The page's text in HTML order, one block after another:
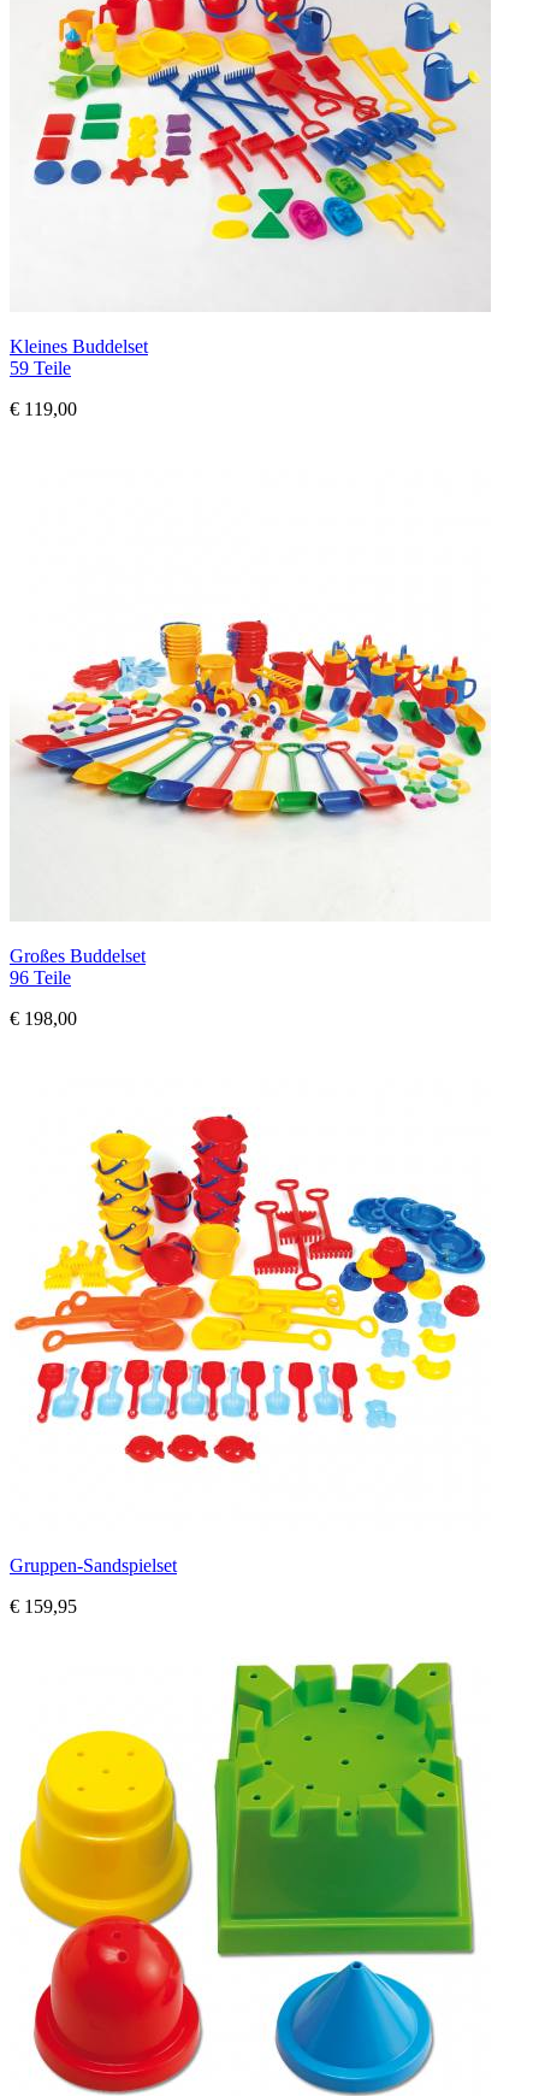
Kleines Buddelset
59 Teile
€ 119,00
Großes Buddelset
96 Teile
€ 198,00
Gruppen-Sandspielset
€ 159,95